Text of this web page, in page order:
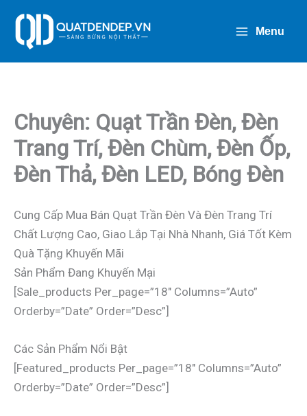
Dung
Menu
Chuyên: Quạt Trần Đèn, Đèn
Trang Trí, Đèn Chùm, Đèn Ốp,
Đèn Thả, Đèn LED, Bóng Đèn
Cung Cấp Mua Bán Quạt Trần Đèn Và Đèn Trang Trí
Chất Lượng Cao, Giao Lắp Tại Nhà Nhanh, Giá Tốt Kèm
Quà Tặng Khuyến Mãi
Sản Phẩm Đang Khuyến Mại
[sale_products Per_page=”18″ Columns=”auto”
Orderby=”date” Order=”desc”]
Các Sản Phẩm Nổi Bật
[featured_products Per_page=”18″ Columns=”auto”
Orderby=”date” Order=”desc”]